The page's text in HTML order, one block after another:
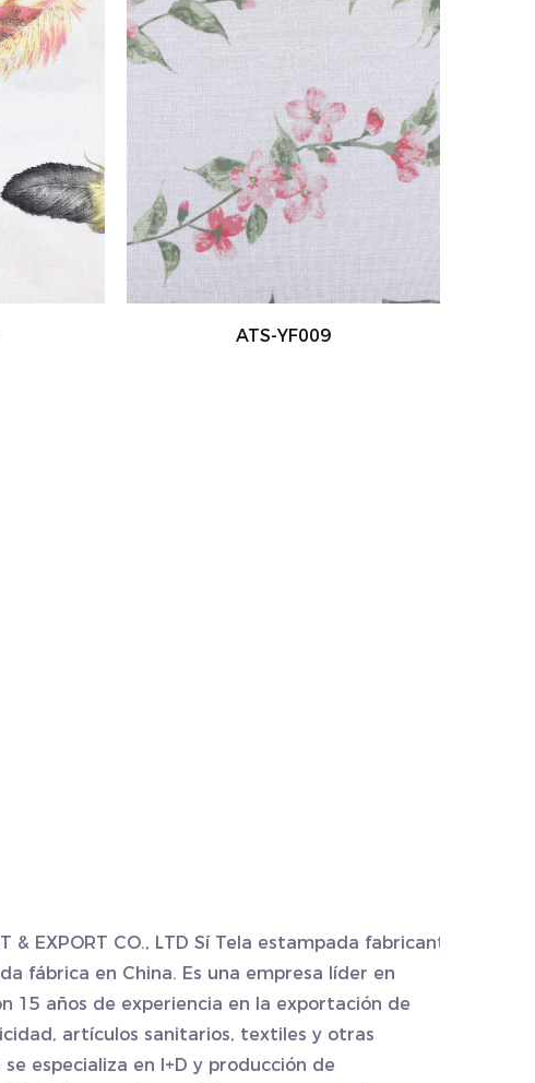
ATS-YF009
& EXPORT CO., LTD Sí Tela estampada fabricante
fábrica en China. Es una empresa líder en
15 años de experiencia en la exportación de
artículos sanitarios, textiles y otras
especializa en I+D y producción de